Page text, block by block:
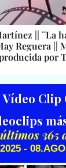
|| ¨La
Reguera ||
por
Clip
365
-